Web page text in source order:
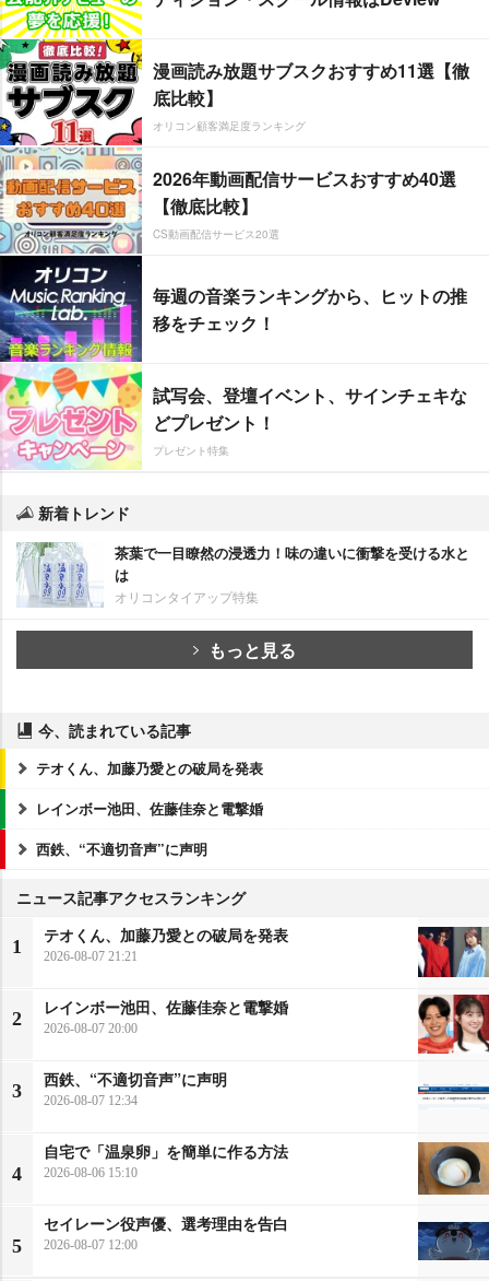
漫画読み放題サブスクおすすめ11選【徹
底比較】
オリコン顧客満足度ランキング
2026年動画配信サービスおすすめ40選
【徹底比較】
CS動画配信サービス20選
毎週の音楽ランキングから、ヒットの推
移をチェック！
試写会、登壇イベント、サインチェキな
どプレゼント！
プレゼント特集
新着トレンド
茶葉で一目瞭然の浸透力！味の違いに衝撃を受ける水と
は
オリコンタイアップ特集
もっと見る
今、読まれている記事
テオくん、加藤乃愛との破局を発表
レインボー池田、佐藤佳奈と電撃婚
西鉄、“不適切音声”に声明
ニュース記事アクセスランキング
1
テオくん、加藤乃愛との破局を発表
2026-08-07 21:21
2
レインボー池田、佐藤佳奈と電撃婚
2026-08-07 20:00
3
西鉄、“不適切音声”に声明
2026-08-07 12:34
4
自宅で「温泉卵」を簡単に作る方法
2026-08-06 15:10
5
セイレーン役声優、選考理由を告白
2026-08-07 12:00